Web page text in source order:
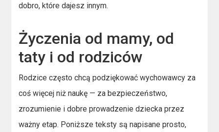
dobro, które dajesz innym.
Życzenia od mamy, od
taty i od rodziców
Rodzice często chcą podziękować wychowawcy za
coś więcej niż naukę — za bezpieczeństwo,
zrozumienie i dobre prowadzenie dziecka przez
ważny etap. Poniższe teksty są napisane prosto,